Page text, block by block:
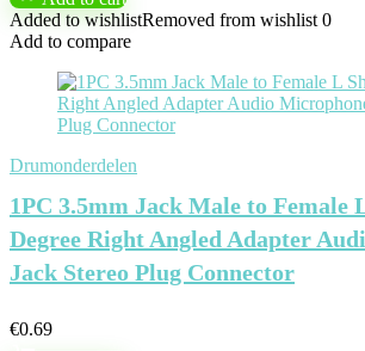
Added to wishlistRemoved from wishlist 0
Add to compare
Drumonderdelen
1PC 3.5mm Jack Male to Female
Degree Right Angled Adapter
Jack Stereo Plug Connector
€0.69